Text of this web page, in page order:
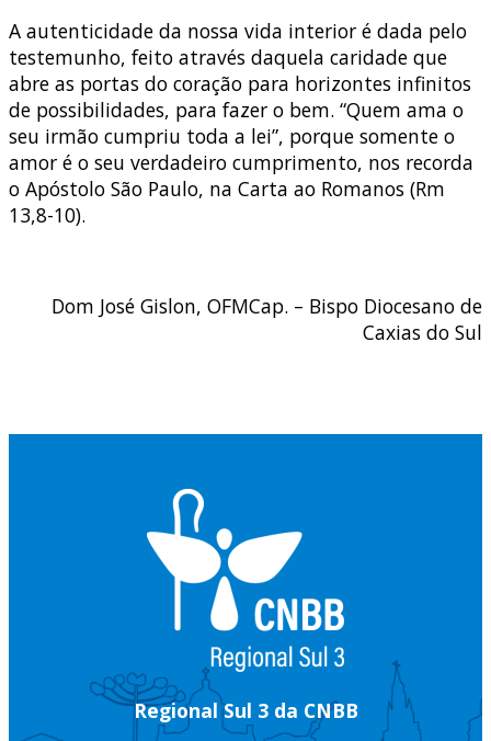
A autenticidade da nossa vida interior é dada pelo
testemunho, feito através daquela caridade que
abre as portas do coração para horizontes infinitos
de possibilidades, para fazer o bem. “Quem ama o
seu irmão cumpriu toda a lei”, porque somente o
amor é o seu verdadeiro cumprimento, nos recorda
o Apóstolo São Paulo, na Carta ao Romanos (Rm
13,8-10).
Dom José Gislon, OFMCap. – Bispo Diocesano de
Caxias do Sul
Regional Sul 3 da CNBB